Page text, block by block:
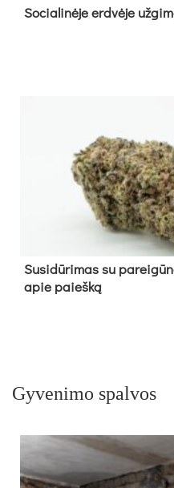
So­cia­li­nė­je erd­vė­je
Su­si­dū­ri­mas su
apie paieš­ką
Gyvenimo spalvos